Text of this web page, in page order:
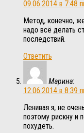
09.06.2014 в 7:48
Метод, конечно,
надо всё делать
последствий.
Ответить
Марина:
12.06.2014 в 8:39
Ленивая я, не
поэтому рискну и
похудеть.